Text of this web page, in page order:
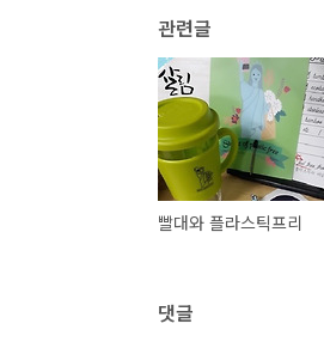
관련글
빨대와 플라스틱프리
댓글